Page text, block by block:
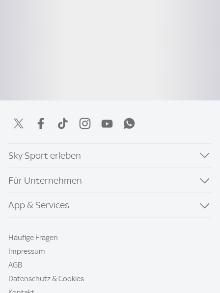
Sky Sport erleben
Für Unternehmen
App & Services
Häufige Fragen
Impressum
AGB
Datenschutz & Cookies